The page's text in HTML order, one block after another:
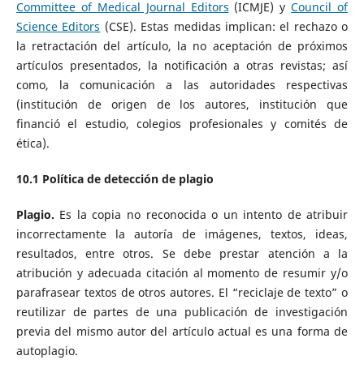
Committee of Medical Journal Editors (ICMJE) yCouncil of
Science Editors (CSE). Estas medidas implican: el rechazo o
la retractación del artículo, la no aceptación de próximos
artículos presentados, la notificación a otras revistas; así
como, la comunicación a las autoridades respectivas
(institución de origen de los autores, institución que
financió el estudio, colegios profesionales y comités de
ética).
10.1 Política de detección de plagio
Plagio. Es la copia no reconocida o un intento de atribuir
incorrectamente la autoría de imágenes, textos, ideas,
resultados, entre otros. Se debe prestar atención a la
atribución y adecuada citación al momento de resumir y/o
parafrasear textos de otros autores. El “reciclaje de texto” o
reutilizar de partes de una publicación de investigación
previa del mismo autor del artículo actual es una forma de
autoplagio.